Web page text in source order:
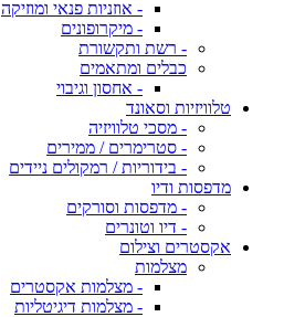
- אוזניות פנאי ומוזיקה
- מיקרופונים
- רשת ותקשורת
כבלים ומתאמים
- אחסון וגיבוי
טלוויזיות וסאונד
- מסכי טלוויזיה
- סטרימרים / ממירים
- בידוריות / רמקולים ניידים
מדפסות ודיו
- מדפסות וסורקים
- דיו וטונרים
אקסטרים וצילום
מצלמות
- מצלמות אקסטרים
- מצלמות דיגיטליות